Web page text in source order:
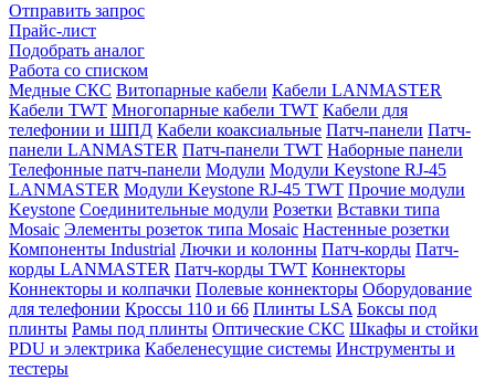
Отправить запрос
Прайс-лист
Подобрать аналог
Работа со списком
Медные СКС Витопарные кабели Кабели LANMASTER
Кабели TWT Многопарные кабели TWT Кабели для
телефонии и ШПД Кабели коаксиальные Патч-панели Патч-
панели LANMASTER Патч-панели TWT Наборные панели
Телефонные патч-панели Модули Модули Keystone RJ-45
LANMASTER Модули Keystone RJ-45 TWT Прочие модули
Keystone Соединительные модули Розетки Вставки типа
Mosaic Элементы розеток типа Mosaic Настенные розетки
Компоненты Industrial Лючки и колонны Патч-корды Патч-
корды LANMASTER Патч-корды TWT Коннекторы
Коннекторы и колпачки Полевые коннекторы Оборудование
для телефонии Кроссы 110 и 66 Плинты LSA Боксы под
плинты Рамы под плинты Оптические СКС Шкафы и стойки
PDU и электрика Кабеленесущие системы Инструменты и
тестеры